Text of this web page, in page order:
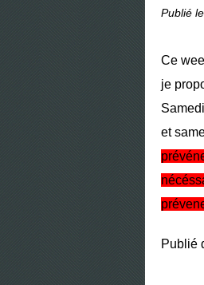
Publié le
Ce
je
et
Publié